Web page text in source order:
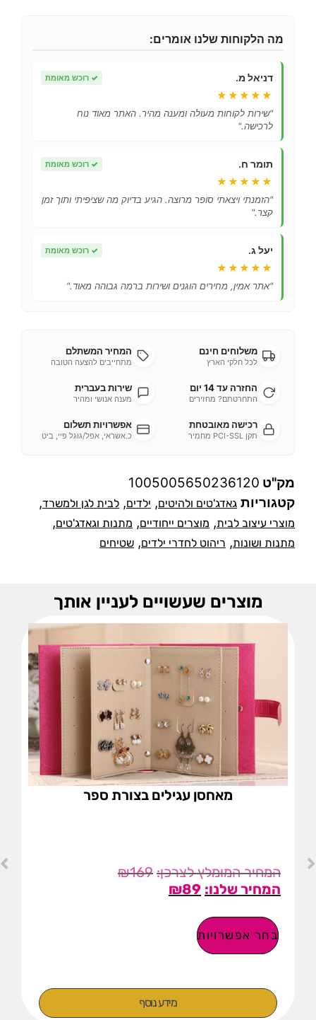
מה הלקוחות שלנו אומרים:
דניאל מ. ✓ רוכש מאומת
★★★★★
"שירות לקוחות מעולה ומענה מהיר. האתר מאוד נוח
לרכישה."
תומר ח. ✓ רוכש מאומת
★★★★★
"הזמנתי ויצאתי סופר מרוצה. הגיע בדיוק מה שציפיתי ותוך זמן
קצר."
יעל ג. ✓ רוכש מאומת
★★★★★
"אתר אמין, מחירים הוגנים ושירות ברמה גבוהה מאוד."
משלוחים חינם
לכל חלקי הארץ
המחיר המשתלם
מתחייבים להצעה הטובה
החזרה עד 14 יום
התחרטתם? מחזירים
שירות בעברית
מענה אנושי ומהיר
רכישה מאובטחת
תקן PCI-SSL מחמיר
אפשרויות תשלום
כ.אשראי, אפל/גוגל פיי, ביט
מק"ט 1005005650236120
קטגוריות גאדג'טים ולהיטים, ילדים, לבית לגן ולמשרד,
מוצרי עיצוב לבית, מוצרים ייחודיים, מתנות וגאדג'טים,
מתנות ושונות, ריהוט לחדרי ילדים, שטיחים
מוצרים שעשויים לעניין אותך
מאחסן עגילים בצורת ספר
₪169
₪89
בחר אפשרויות
מידע נוסף